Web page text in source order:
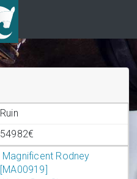
Ruin
54982€
Magnificent Rodney
[MA00919]